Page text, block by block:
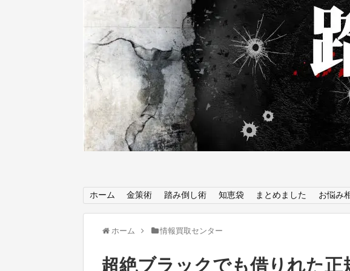
ホーム 金策術 踏み倒し術 知恵袋 まとめました お悩み
ホーム 情報買取センター
超絶ブラックでも借りれた正